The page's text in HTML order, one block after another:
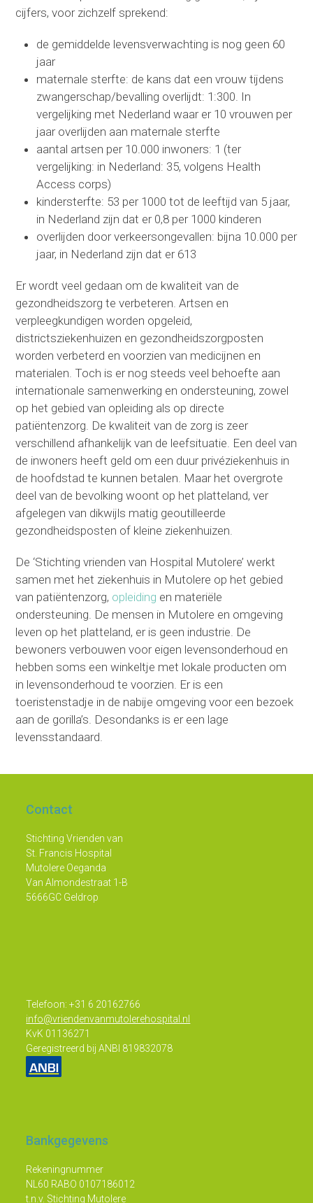
cijfers, voor zichzelf sprekend:
de gemiddelde levensverwachting is nog geen 60
jaar
maternale sterfte: de kans dat een vrouw tijdens
zwangerschap/bevalling overlijdt: 1:300. In
vergelijking met Nederland waar er 10 vrouwen per
jaar overlijden aan maternale sterfte
aantal artsen per 10.000 inwoners: 1 (ter
vergelijking: in Nederland: 35, volgens Health
Access corps)
kindersterfte: 53 per 1000 tot de leeftijd van 5 jaar,
in Nederland zijn dat er 0,8 per 1000 kinderen
overlijden door verkeersongevallen: bijna 10.000 per
jaar, in Nederland zijn dat er 613
Er wordt veel gedaan om de kwaliteit van de
gezondheidszorg te verbeteren. Artsen en
verpleegkundigen worden opgeleid,
districtsziekenhuizen en gezondheidszorgposten
worden verbeterd en voorzien van medicijnen en
materialen. Toch is er nog steeds veel behoefte aan
internationale samenwerking en ondersteuning, zowel
op het gebied van opleiding als op directe
patiëntenzorg. De kwaliteit van de zorg is zeer
verschillend afhankelijk van de leefsituatie. Een deel van
de inwoners heeft geld om een duur privéziekenhuis in
de hoofdstad te kunnen betalen. Maar het overgrote
deel van de bevolking woont op het platteland, ver
afgelegen van dikwijls matig geoutilleerde
gezondheidsposten of kleine ziekenhuizen.
De ‘Stichting vrienden van Hospital Mutolere’ werkt
samen met het ziekenhuis in Mutolere op het gebied
van patiëntenzorg, opleiding en materiële
ondersteuning. De mensen in Mutolere en omgeving
leven op het platteland, er is geen industrie. De
bewoners verbouwen voor eigen levensonderhoud en
hebben soms een winkeltje met lokale producten om
in levensonderhoud te voorzien. Er is een
toeristenstadje in de nabije omgeving voor een bezoek
aan de gorilla’s. Desondanks is er een lage
levensstandaard.
Contact
Stichting Vrienden van
St. Francis Hospital
Mutolere Oeganda
Van Almondestraat 1-B
5666GC Geldrop
Telefoon: +31 6 20162766
info@vriendenvanmutolerehospital.nl
KvK 01136271
Geregistreerd bij ANBI 819832078
Bankgegevens
Rekeningnummer
NL60 RABO 0107186012
t.n.v. Stichting Mutolere